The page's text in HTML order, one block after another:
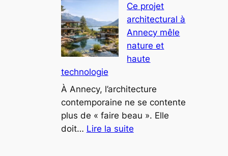
les
maisons
d’architecte
redéfinissent
montagne
Ce projet
architectural à
Annecy mêle
nature et
haute
technologie
À Annecy, l’architecture
contemporaine ne se contente
plus de « faire beau ». Elle
doit… Lire la suite: